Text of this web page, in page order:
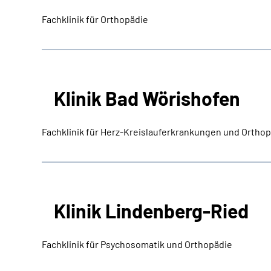
Fachklinik für Orthopädie
Klinik Bad Wörishofen
Fachklinik für Herz-Kreislauferkrankungen und
Klinik Lindenberg-Ried
Fachklinik für Psychosomatik und Orthopädie